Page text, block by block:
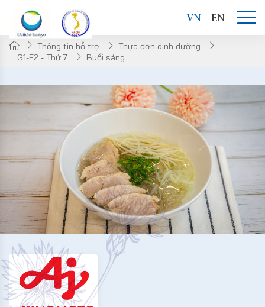
VN EN
Thông tin hỗ trợ
Thực đơn dinh dưỡng
G1-E2 - Thứ 7
Buổi sáng